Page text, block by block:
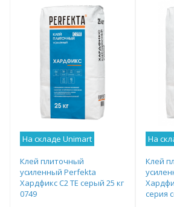
На складе Unimart
Клей плиточный
усиленный Perfekta
Хардфикс C2 ТЕ серый 25 кг
0749
На
Клей
серия